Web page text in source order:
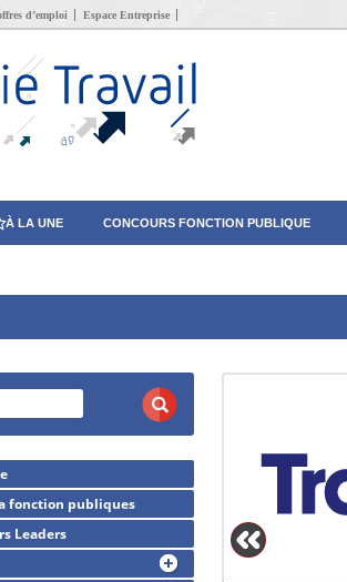
d’emploi Espace Entreprise
À LA UNE CONCOURS FONCTION PUBLIQUE
fonction publiques
Leaders